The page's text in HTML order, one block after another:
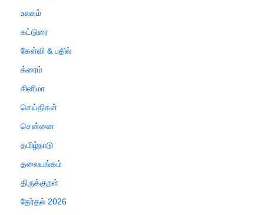
உலகம்
கட்டுரை
கேள்வி & பதில்
க்ரைம்
சினிமா
செய்திகள்
சென்னை
தமிழ்நாடு
தலையங்கம்
திருக்குறள்
தேர்தல் 2026